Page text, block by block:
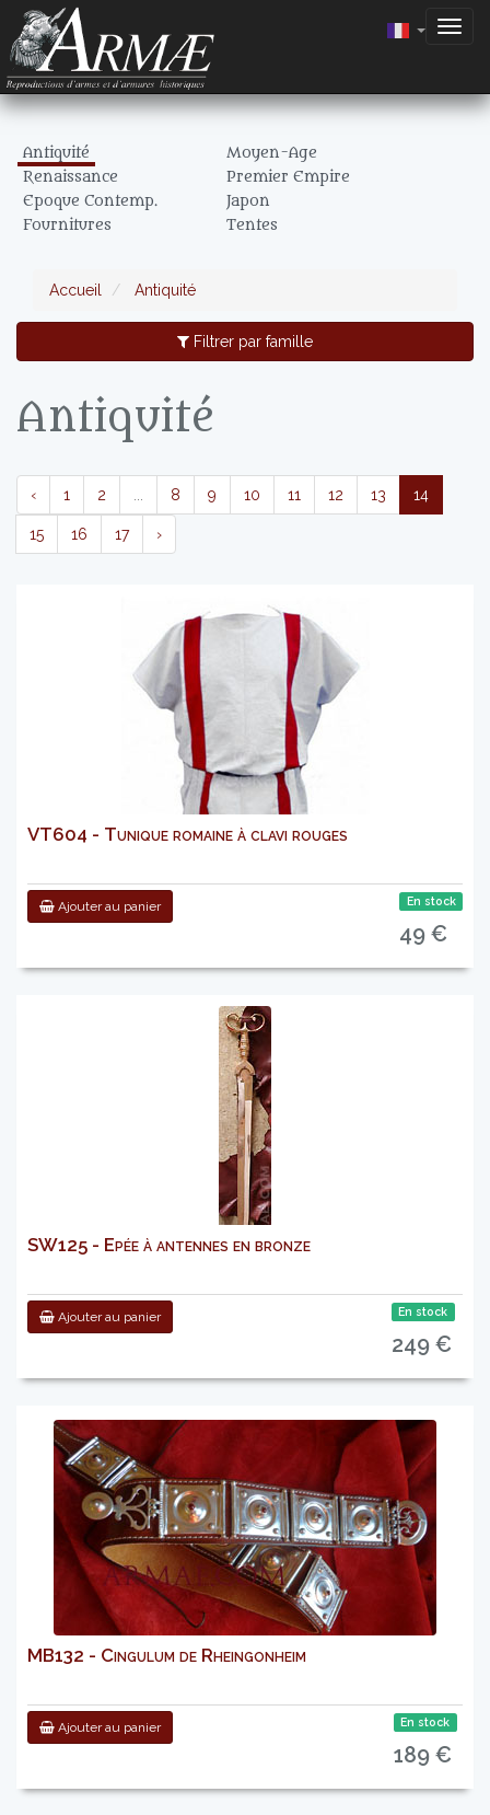
Antiquité
Moyen-Age
Renaissance
Premier Empire
Epoque Contemp.
Japon
Fournitures
Tentes
Accueil Antiquité
Filtrer par famille
Antiquité
‹ 1 2 8 9 10 11 12 13 14
15 16 17 ›
VT604 - Tunique romaine à clavi rouges
Ajouter au panier En stock
49 €
SW125 - Epée à antennes en bronze
Ajouter au panier En stock
249 €
MB132 - Cingulum de Rheingonheim
Ajouter au panier En stock
189 €